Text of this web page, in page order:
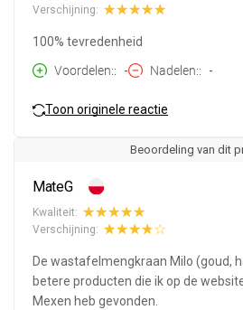
Verschijning:
100% tevredenheid
Voordelen:
- Nadelen: -
Toon originele reactie
Beoordeling van dit
MateG
Kwaliteit:
Verschijning:
De wastafelmengkraan Milo (goud,
betere producten die ik op de
Mexen heb gevonden.